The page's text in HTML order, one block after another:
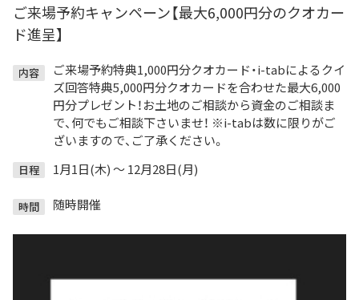
ご来場予約キャンペーン【最大6,000円分のクオカー
ド進呈】
内容
ご来場予約特典1,000円分クオカード・i-tabによるクイ
ズ回答特典5,000円分クオカードを合わせた最大6,000
円分プレゼント！お土地のご相談から資金のご相談ま
で、何でもご相談下さいませ！ ※i-tabは数に限りがご
ざいますので、ご了承ください。
日程 1月1日(木) ～ 12月28日(月)
時間 随時開催